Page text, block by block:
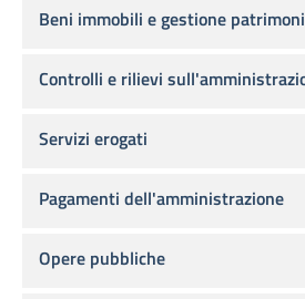
Beni immobili e gestione
Controlli e rilievi
Servizi erogati
Pagamenti dell'amministrazione
Opere pubbliche